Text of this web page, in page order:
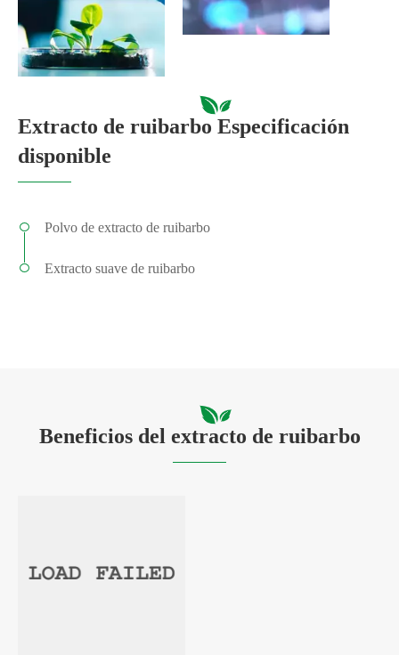
Extracto de ruibarbo Especificación
disponible
Polvo de extracto de ruibarbo
Extracto suave de ruibarbo
Beneficios del extracto de ruibarbo